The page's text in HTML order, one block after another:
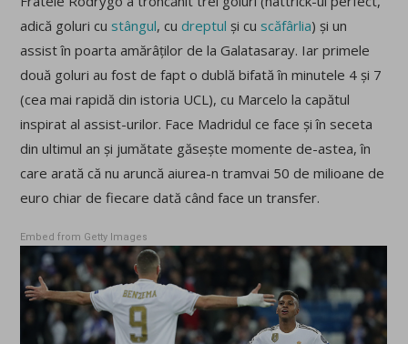
adică goluri cu stângul, cudreptul și cu scăfârlia) și un
assist în poarta amărâților de la Galatasaray. Iar primele
două goluri au fost de fapt o dublă bifată în minutele 4 și 7
(cea mai rapidă din istoria UCL), cu Marcelo la capătul
inspirat al assist-urilor. Face Madridul ce face și în seceta
din ultimul an și jumătate găsește momente de-astea, în
care arată că nu aruncă aiurea-n tramvai 50 de milioane de
euro chiar de fiecare dată când face un transfer.
Embed from Getty Images